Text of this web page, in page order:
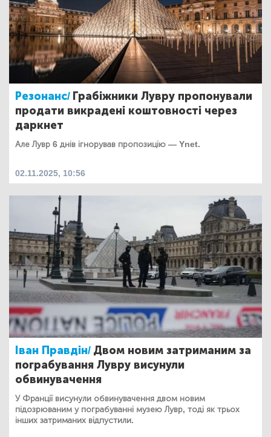
Резонанс/ Грабіжники Лувру пропонували
продати викрадені коштовності через
даркнет
Але Лувр 6 днів ігнорував пропозицію — Ynet.
02.11.2025, 10:56
Іван Правдін/ Двом новим затриманим за
пограбування Лувру висунули
обвинувачення
У Франції висунули обвинувачення двом новим
підозрюваним у пограбуванні музею Лувр, тоді як трьох
інших затриманих відпустили.